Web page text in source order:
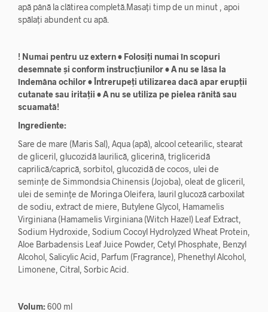
apă până la clătirea completă.Masați timp de un minut , apoi
spălați abundent cu apă.
! Numai pentru uz extern • Folosiți numai în scopuri
desemnate și conform instrucțiunilor • A nu se lăsa la
îndemâna ochilor • Întrerupeți utilizarea dacă apar erupții
cutanate sau iritații • A nu se utiliza pe pielea rănită sau
scuamată!
Ingrediente:
Sare de mare (Maris Sal), Aqua (apă), alcool cetearilic, stearat
de gliceril, glucozidă laurilică, glicerină, trigliceridă
caprilică/caprică, sorbitol, glucozidă de cocos, ulei de
semințe de Simmondsia Chinensis (Jojoba), oleat de gliceril,
ulei de semințe de Moringa Oleifera, lauril glucoză carboxilat
de sodiu, extract de miere, Butylene Glycol, Hamamelis
Virginiana (Hamamelis Virginiana (Witch Hazel) Leaf Extract,
Sodium Hydroxide, Sodium Cocoyl Hydrolyzed Wheat Protein,
Aloe Barbadensis Leaf Juice Powder, Cetyl Phosphate, Benzyl
Alcohol, Salicylic Acid, Parfum (Fragrance), Phenethyl Alcohol,
Limonene, Citral, Sorbic Acid.
Volum:600 ml